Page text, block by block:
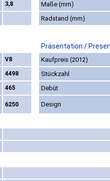
3,8
Maße (mm)
Radstand (mm)
Präsentation /
V8
Kaufpreis (2012)
4498
Stückzahl
465 Debüt
6250 Design